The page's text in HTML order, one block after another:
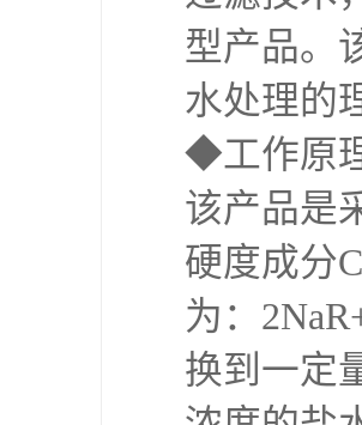
型产品。
水处理的
◆工作原
该产品是
硬度成分
为：
换到一定